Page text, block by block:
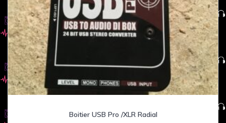
Boitier USB Pro /XLR Radial